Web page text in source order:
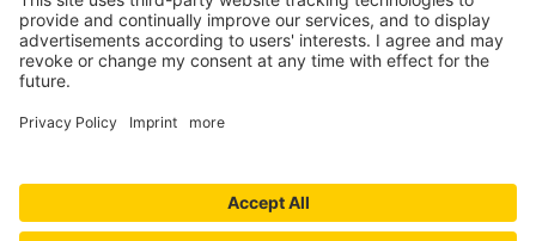
Barrierefreiheit
Wir bemühen uns, unsere Website barrierefrei zu gestalten.
Einige Inhalte und Funktionen sind derzeit jedoch noch nicht
vollständig zugänglich. Wenn Sie auf Barrieren stoßen oder Hilfe
benötigen, kontaktieren Sie uns bitte unter service[at]knutzen.de.
Vertrag widerrufen
© 2026 TEBOLO